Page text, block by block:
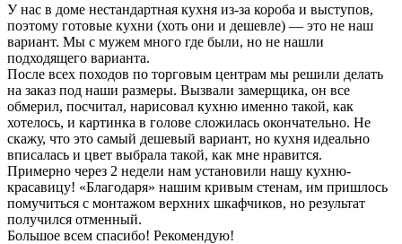
У нас в доме нестандартная кухня из-за короба и выступов,
поэтому готовые кухни (хоть они и дешевле) — это не наш
вариант. Мы с мужем много где были, но не нашли
подходящего варианта.
После всех походов по торговым центрам мы решили делать
на заказ под наши размеры. Вызвали замерщика, он все
обмерил, посчитал, нарисовал кухню именно такой, как
хотелось, и картинка в голове сложилась окончательно. Не
скажу, что это самый дешевый вариант, но кухня идеально
вписалась и цвет выбрала такой, как мне нравится.
Примерно через 2 недели нам установили нашу кухню-
красавицу! «Благодаря» нашим кривым стенам, им пришлось
помучиться с монтажом верхних шкафчиков, но результат
получился отменный.
Большое всем спасибо! Рекомендую!